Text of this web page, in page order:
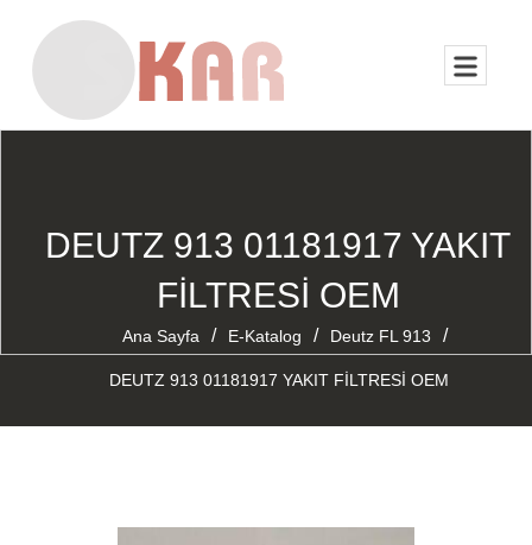
DEUTZ 913 01181917 YAKIT
FİLTRESİ OEM
Ana Sayfa / E-Katalog / Deutz FL 913 /
DEUTZ 913 01181917 YAKIT FİLTRESİ OEM